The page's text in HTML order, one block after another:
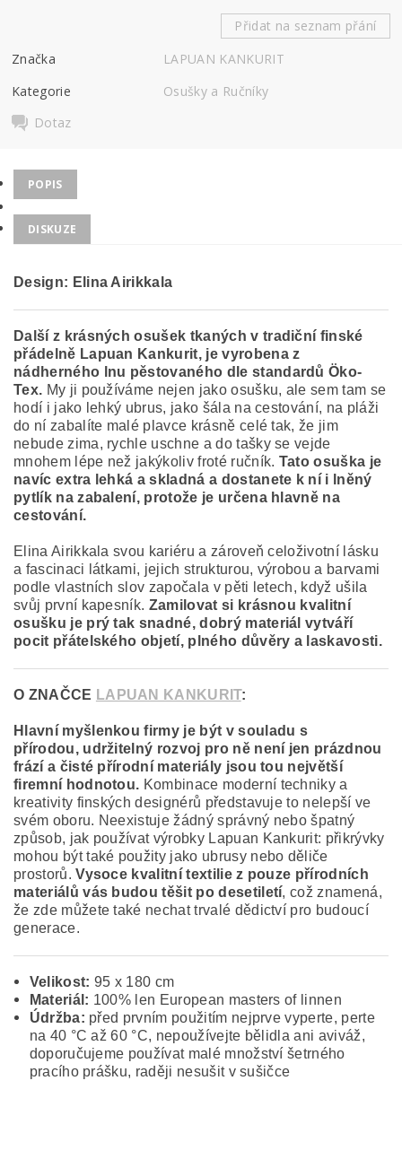
Přidat na seznam přání
Značka
LAPUAN KANKURIT
Kategorie
Osušky a Ručníky
Dotaz
POPIS
DISKUZE
Design: Elina Airikkala
Další z krásných osušek tkaných v tradiční finské
přádelně Lapuan Kankurit, je vyrobena z
nádherného lnu pěstovaného dle standardů Öko-
Tex. My ji používáme nejen jako osušku, ale sem tam se
hodí i jako lehký ubrus, jako šála na cestování, na pláži
do ní zabalíte malé plavce krásně celé tak, že jim
nebude zima, rychle uschne a do tašky se vejde
mnohem lépe než jakýkoliv froté ručník. Tato osuška je
navíc extra lehká a skladná a dostanete k ní i lněný
pytlík na zabalení, protože je určena hlavně na
cestování.
Elina Airikkala svou kariéru a zároveň celoživotní lásku
a fascinaci látkami, jejich strukturou, výrobou a barvami
podle vlastních slov započala v pěti letech, když ušila
svůj první kapesník. Zamilovat si krásnou kvalitní
osušku je prý tak snadné, dobrý materiál vytváří
pocit přátelského objetí, plného důvěry a laskavosti.
O ZNAČCE LAPUAN KANKURIT:
Hlavní myšlenkou firmy je být v souladu s
přírodou, udržitelný rozvoj pro ně není jen prázdnou
frází a čisté přírodní materiály jsou tou největší
firemní hodnotou. Kombinace moderní techniky a
kreativity finských designérů představuje to nelepší ve
svém oboru. Neexistuje žádný správný nebo špatný
způsob, jak používat výrobky Lapuan Kankurit: přikrývky
mohou být také použity jako ubrusy nebo děliče
prostorů.Vysoce kvalitní textilie z pouze přírodních
materiálů vás budou těšit po desetiletí, což znamená,
že zde můžete také nechat trvalé dědictví pro budoucí
generace.
Velikost: 95 x 180 cm
Materiál: 100% len European masters of linnen
Údržba: před prvním použitím nejprve vyperte, perte
na 40 °C až 60 °C, nepoužívejte bělidla ani aviváž,
doporučujeme používat malé množství šetrného
pracího prášku, raději nesušit v sušičce